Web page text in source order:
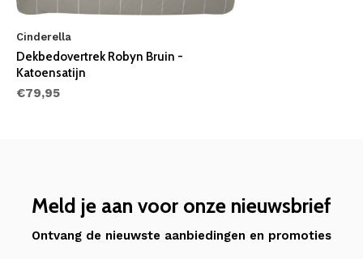
Cinderella
Dekbedovertrek Robyn Bruin -
Katoensatijn
€79,95
Meld je aan voor onze nieuwsbrief
Ontvang de nieuwste aanbiedingen en promoties